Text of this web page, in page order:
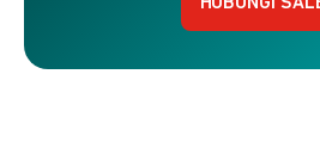
HUBUNGI